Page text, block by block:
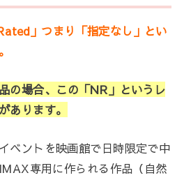
」つまり「指定なし」とい
の場合、この「NR」というレ
あります。
ベントを映画館で日時限定で中
専用に作られる作品（自然